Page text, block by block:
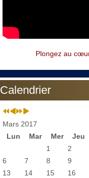
Plongez au
Calendrier
Mars 2017
Lun
Mar Mer Jeu
1
2
6
7 8 9
13
14 15 16